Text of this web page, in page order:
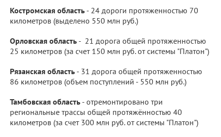
Костромская область - 24 дороги протяженностью 70
километров (выделено 550 млн руб.)
Орловская область - 21 дорога общей протяженностью
25 километров (за счет 150 млн руб. от системы "Платон")
Рязанская область - 31 дорога общей протяженностью
86 километров (объем поступлений - 550 млн руб.)
Тамбовская область - отремонтировано три
региональные трассы общей протяжённостью 40
километров (за счет 300 млн руб. от системы "Платон")